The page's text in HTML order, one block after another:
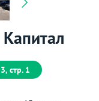
стр. 1